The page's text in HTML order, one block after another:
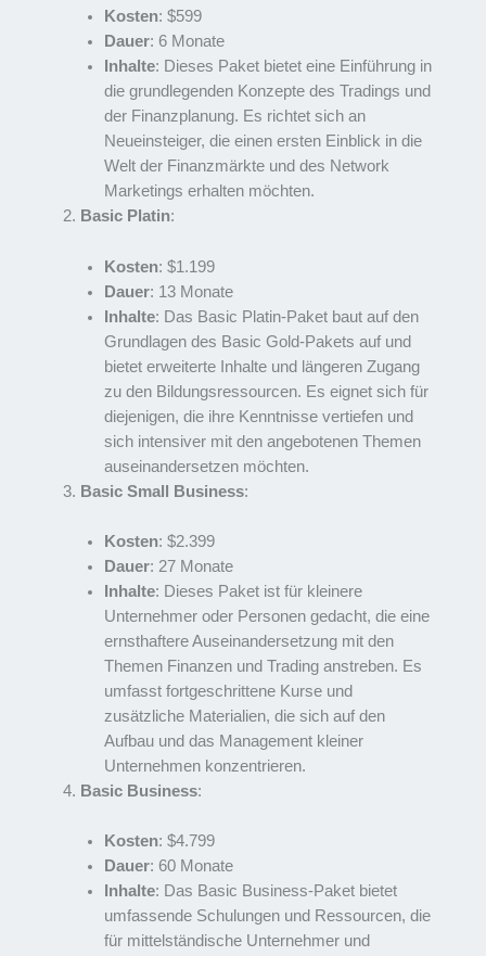
Kosten: $599
Dauer: 6 Monate
Inhalte: Dieses Paket bietet eine Einführung in
die grundlegenden Konzepte des Tradings und
der Finanzplanung. Es richtet sich an
Neueinsteiger, die einen ersten Einblick in die
Welt der Finanzmärkte und des Network
Marketings erhalten möchten.
Basic Platin:
Kosten: $1.199
Dauer: 13 Monate
Inhalte: Das Basic Platin-Paket baut auf den
Grundlagen des Basic Gold-Pakets auf und
bietet erweiterte Inhalte und längeren Zugang
zu den Bildungsressourcen. Es eignet sich für
diejenigen, die ihre Kenntnisse vertiefen und
sich intensiver mit den angebotenen Themen
auseinandersetzen möchten.
Basic Small Business:
Kosten: $2.399
Dauer: 27 Monate
Inhalte: Dieses Paket ist für kleinere
Unternehmer oder Personen gedacht, die eine
ernsthaftere Auseinandersetzung mit den
Themen Finanzen und Trading anstreben. Es
umfasst fortgeschrittene Kurse und
zusätzliche Materialien, die sich auf den
Aufbau und das Management kleiner
Unternehmen konzentrieren.
Basic Business:
Kosten: $4.799
Dauer: 60 Monate
Inhalte: Das Basic Business-Paket bietet
umfassende Schulungen und Ressourcen, die
für mittelständische Unternehmer und